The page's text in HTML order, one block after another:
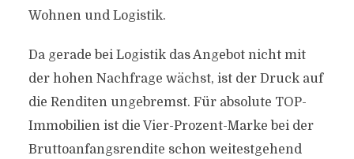
Wohnen und Logistik.
Da gerade bei Logistik das Angebot nicht mit
der hohen Nachfrage wächst, ist der Druck auf
die Renditen ungebremst. Für absolute TOP-
Immobilien ist die Vier-Prozent-Marke bei der
Bruttoanfangsrendite schon weitestgehend